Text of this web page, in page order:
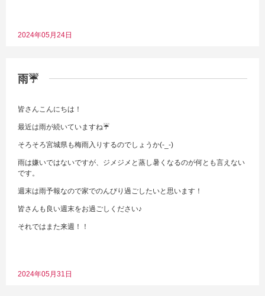
2024年05月24日
雨☔
皆さんこんにちは！
最近は雨が続いていますね☔
そろそろ宮城県も梅雨入りするのでしょうか(-_-)
雨は嫌いではないですが、ジメジメと蒸し暑くなるのが何とも言えない
です。
週末は雨予報なので家でのんびり過ごしたいと思います！
皆さんも良い週末をお過ごしください♪
それではまた来週！！
2024年05月31日